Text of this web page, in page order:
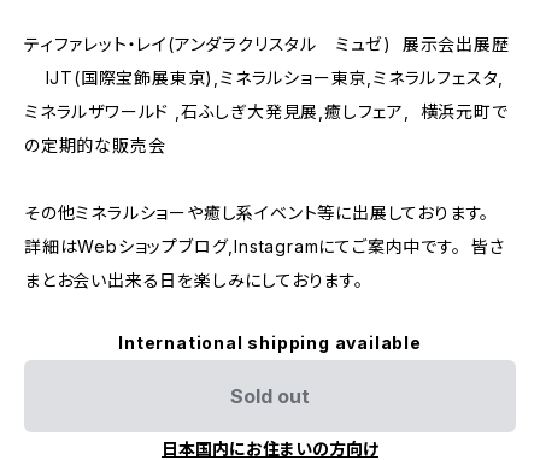
ティファレット・レイ(アンダラクリスタル ミュゼ) 展示会出展歴
IJT(国際宝飾展東京),ミネラルショー東京,ミネラルフェスタ,
ミネラルザワールド ,石ふしぎ大発見展,癒しフェア, 横浜元町で
の定期的な販売会
その他ミネラルショーや癒し系イベント等に出展しております。
詳細はWebショップブログ,Instagramにてご案内中です。 皆さ
まとお会い出来る日を楽しみにしております。
International shipping available
Sold out
日本国内にお住まいの方向け